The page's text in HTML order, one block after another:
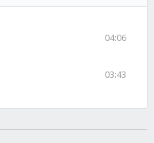
04:06
03:43